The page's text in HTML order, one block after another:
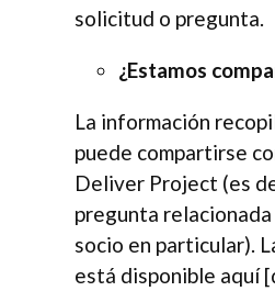
solicitud o pregunta.
¿Estamos
La información
puede compartirse
Deliver Project (es
pregunta
socio en particular).
está disponible aquí